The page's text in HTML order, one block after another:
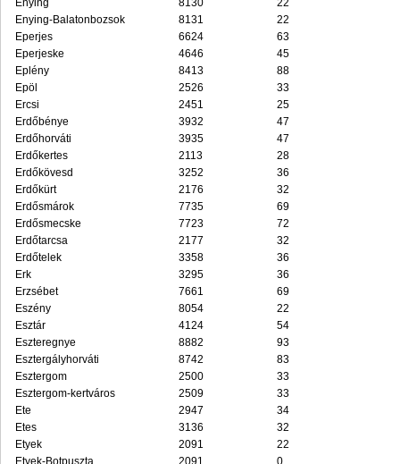
Enying
8130
22
Enying-Balatonbozsok
8131
22
Eperjes
6624
63
Eperjeske
4646
45
Eplény
8413
88
Epöl
2526
33
Ercsi
2451
25
Erdőbénye
3932
47
Erdőhorváti
3935
47
Erdőkertes
2113
28
Erdőkövesd
3252
36
Erdőkürt
2176
32
Erdősmárok
7735
69
Erdősmecske
7723
72
Erdőtarcsa
2177
32
Erdőtelek
3358
36
Erk
3295
36
Erzsébet
7661
69
Eszény
8054
22
Esztár
4124
54
Eszteregnye
8882
93
Esztergályhorváti
8742
83
Esztergom
2500
33
Esztergom-kertváros
2509
33
Ete
2947
34
Etes
3136
32
Etyek
2091
22